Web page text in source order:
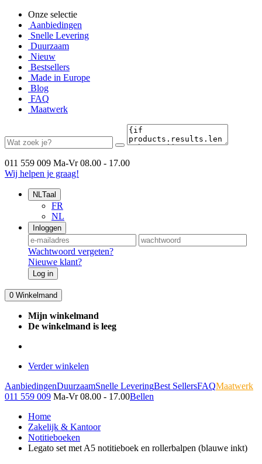
Onze selectie
Aanbiedingen
Snelle Levering
Duurzaam
Nieuw
Bestsellers
Made in Europe
Blog
FAQ
Maatwerk
011 559 009 Ma-Vr 08.00 - 17.00
Wij helpen je graag!
NLTaal
FR
NL
Inloggen
Wachtwoord vergeten?
Nieuwe klant?
Log in
0 Winkelmand
Mijn winkelmand
De winkelmand is leeg
Verder winkelen
AanbiedingenDuurzaamSnelle LeveringBest SellersFAQMaatwerk
011 559 009 Ma-Vr 08.00 - 17.00Bellen
Home
Zakelijk & Kantoor
Notitieboeken
Legato set met A5 notitieboek en rollerbalpen (blauwe inkt)